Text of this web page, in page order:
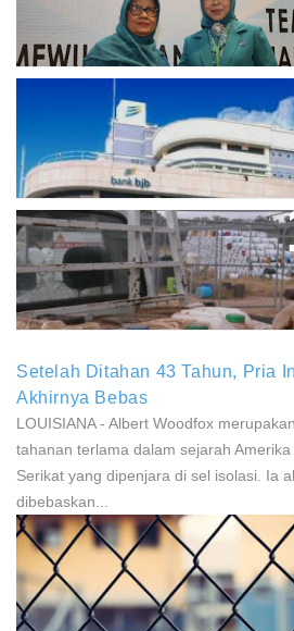
Aher Minta Pemerintah Pusat
Masukan Kembali BJB
Penyalur KUR
Paparan Pestisida Sebabkan
Parkinson Dan Kanker
Setelah Ditahan 43 Tahun, Pria
Akhirnya Bebas
LOUISIANA - Albert Woodfox merupakan
tahanan terlama dalam sejarah Amerika
Serikat yang dipenjara di sel isolasi. Ia
dibebaskan...